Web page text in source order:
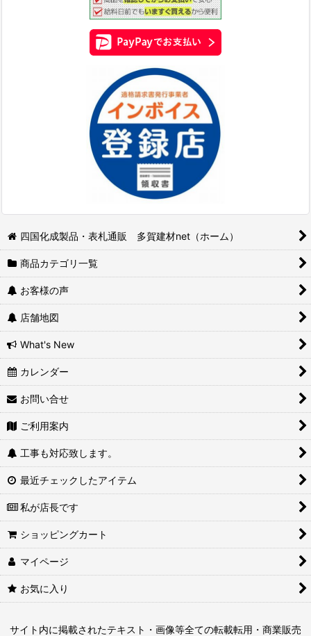
四国化成製品・表札通販 多賀建材net（ホーム）
商品カテゴリ一覧
お客様の声
店舗地図
What's New
カレンダー
お問い合せ
ご利用案内
工事も対応致します。
最近チェックしたアイテム
私が店長です
ショッピングカート
マイページ
お気に入り
サイト内に掲載されたテキスト・画像等全ての転載転用・商業販売